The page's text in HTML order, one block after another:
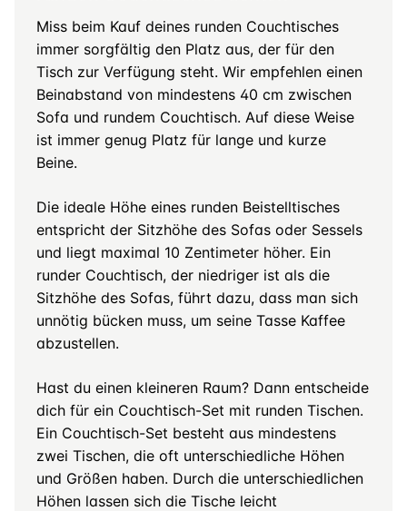
Miss beim Kauf deines runden Couchtisches
immer sorgfältig den Platz aus, der für den
Tisch zur Verfügung steht. Wir empfehlen einen
Beinabstand von mindestens 40 cm zwischen
Sofa und rundem Couchtisch. Auf diese Weise
ist immer genug Platz für lange und kurze
Beine.
Die ideale Höhe eines runden Beistelltisches
entspricht der Sitzhöhe des Sofas oder Sessels
und liegt maximal 10 Zentimeter höher. Ein
runder Couchtisch, der niedriger ist als die
Sitzhöhe des Sofas, führt dazu, dass man sich
unnötig bücken muss, um seine Tasse Kaffee
abzustellen.
Hast du einen kleineren Raum? Dann entscheide
dich für ein Couchtisch-Set mit runden Tischen.
Ein Couchtisch-Set besteht aus mindestens
zwei Tischen, die oft unterschiedliche Höhen
und Größen haben. Durch die unterschiedlichen
Höhen lassen sich die Tische leicht